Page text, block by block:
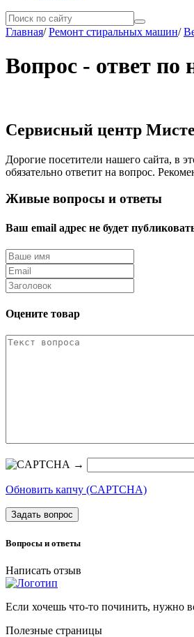
Главная/Ремонт стиральных машин/
Вопрос - ответ по
Сервисный центр
Дорогие посетители нашего сайта, в
обязательно ответит на вопрос.
Живые вопросы и ответы
Ваш email адрес не будет
Оцените товар
→
Обновить капчу (CAPTCHA)
Задать вопрос
Вопросы и ответы
Написать отзыв
Если хочешь что-то починить, нужно
Полезные страницы